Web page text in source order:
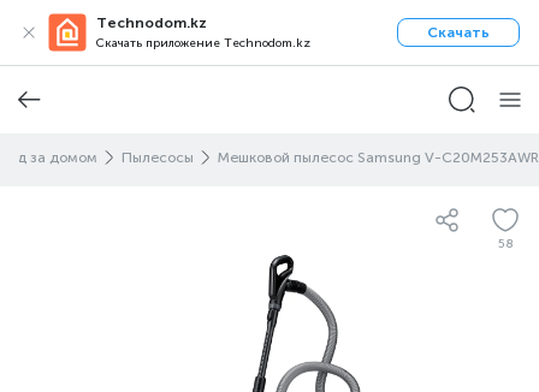
Technodom.kz
Скачать приложение Technodom.kz
Скачать
за домом Пылесосы Мешковой пылесос Samsung V-C20M253AWR
58